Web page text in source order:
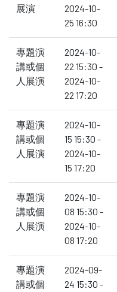
展演
2024-10-
25 16:30
專題演
講或個
人展演
2024-10-
22 15:30 -
2024-10-
22 17:20
專題演
講或個
人展演
2024-10-
15 15:30 -
2024-10-
15 17:20
專題演
講或個
人展演
2024-10-
08 15:30 -
2024-10-
08 17:20
專題演
講或個
2024-09-
24 15:30 -